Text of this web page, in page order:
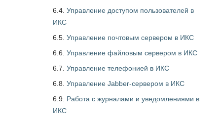
6.4. Управление доступом пользователей в
ИКС
6.5. Управление почтовым сервером в ИКС
6.6. Управление файловым сервером в ИКС
6.7. Управление телефонией в ИКС
6.8. Управление Jabber-сервером в ИКС
6.9. Работа с журналами и уведомлениями в
ИКС